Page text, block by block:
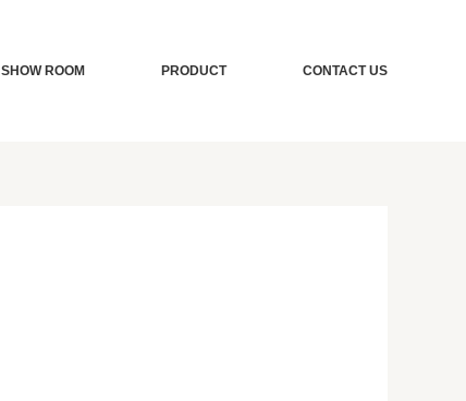
SHOW ROOM PRODUCT CONTACT US